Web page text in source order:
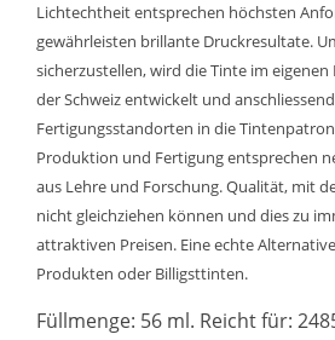
Lichtechtheit entsprechen höchsten
gewährleisten brillante Druckresultate.
sicherzustellen, wird die Tinte im
der Schweiz entwickelt und
Fertigungsstandorten in die
Produktion und Fertigung entsprechen
aus Lehre und Forschung. Qualität, mit
nicht gleichziehen können und dies zu
attraktiven Preisen. Eine echte
Produkten oder Billigsttinten.
Füllmenge: 56 ml. Reicht für: